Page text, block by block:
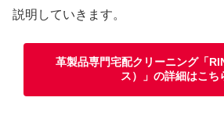
説明していきます。
革製品専門宅配クリーニング「
ス）」の詳細はこち